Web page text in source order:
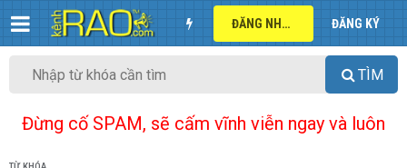
ĐĂNG NHẬP ĐĂNG KÝ
TÌM
Đừng cố SPAM, sẽ cấm vĩnh viễn ngay và luôn